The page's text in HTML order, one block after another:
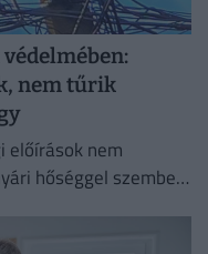
nem tűrik
előírások nem
hőséggel szemben,